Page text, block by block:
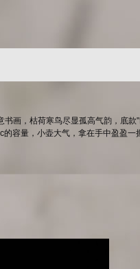
画，枯荷寒鸟尽显孤高气韵，底款"
容量，小壶大气，拿在手中盈盈一